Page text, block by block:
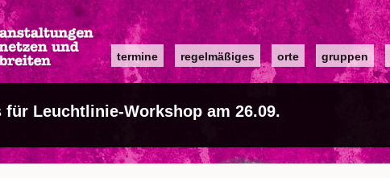
Main
navigation
termine regelmäßiges orte gruppen
für Leuchtlinie-Workshop am 26.09.